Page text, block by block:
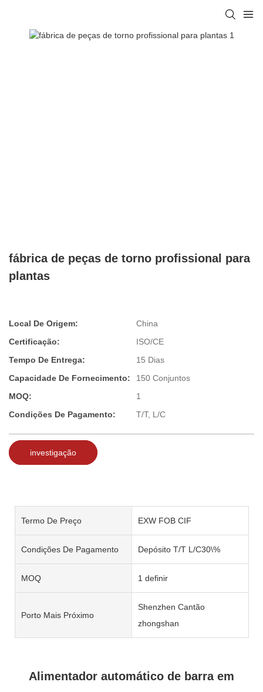
fábrica de peças de torno profissional para
plantas
Local De Origem:
China
Certificação:
ISO/CE
Tempo De Entrega:
15 Dias
Capacidade De Fornecimento:
150 Conjuntos
MOQ:
1
Condições De Pagamento:
T/T, L/C
investigação
Termo De Preço EXW FOB CIF
Condições De Pagamento Depósito T/T L/C30\%
MOQ 1 definir
Porto Mais Próximo
Shenzhen Cantão
zhongshan
Alimentador automático de barra em